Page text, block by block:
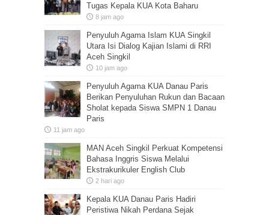
Tugas Kepala KUA Kota Baharu
8 jam ago
Penyuluh Agama Islam KUA Singkil
Utara Isi Dialog Kajian Islami di RRI
Aceh Singkil
10 jam ago
Penyuluh Agama KUA Danau Paris
Berikan Penyuluhan Rukun dan Bacaan
Sholat kepada Siswa SMPN 1 Danau
Paris
11 jam ago
MAN Aceh Singkil Perkuat Kompetensi
Bahasa Inggris Siswa Melalui
Ekstrakurikuler English Club
2 hari ago
Kepala KUA Danau Paris Hadiri
Peristiwa Nikah Perdana Sejak